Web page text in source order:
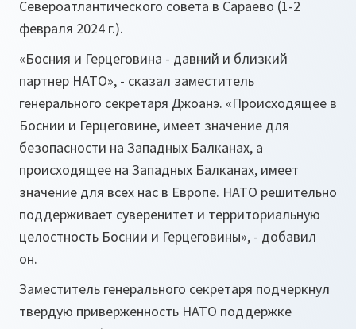
Североатлантического совета в Сараево (1-2
февраля 2024 г.).
«Босния и Герцеговина - давний и близкий
партнер НАТО», - сказал заместитель
генерального секретаря Джоанэ. «Происходящее в
Боснии и Герцеговине, имеет значение для
безопасности на Западных Балканах, а
происходящее на Западных Балканах, имеет
значение для всех нас в Европе. НАТО решительно
поддерживает суверенитет и территориальную
целостность Боснии и Герцеговины», - добавил
он.
Заместитель генерального секретаря подчеркнул
твердую приверженность НАТО поддержке